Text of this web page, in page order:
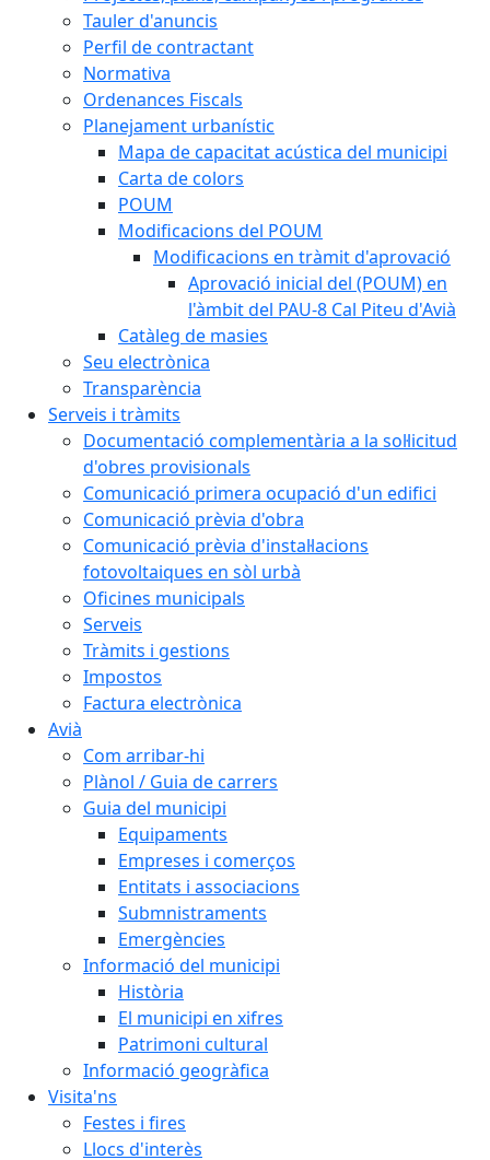
Tauler d'anuncis
Perfil de contractant
Normativa
Ordenances Fiscals
Planejament urbanístic
Mapa de capacitat acústica del municipi
Carta de colors
POUM
Modificacions del POUM
Modificacions en tràmit d'aprovació
Aprovació inicial del (POUM) en
l'àmbit del PAU-8 Cal Piteu d'Avià
Catàleg de masies
Seu electrònica
Transparència
Serveis i tràmits
Documentació complementària a la sol·licitud
d'obres provisionals
Comunicació primera ocupació d'un edifici
Comunicació prèvia d'obra
Comunicació prèvia d'instal·lacions
fotovoltaiques en sòl urbà
Oficines municipals
Serveis
Tràmits i gestions
Impostos
Factura electrònica
Avià
Com arribar-hi
Plànol / Guia de carrers
Guia del municipi
Equipaments
Empreses i comerços
Entitats i associacions
Submnistraments
Emergències
Informació del municipi
Història
El municipi en xifres
Patrimoni cultural
Informació geogràfica
Visita'ns
Festes i fires
Llocs d'interès